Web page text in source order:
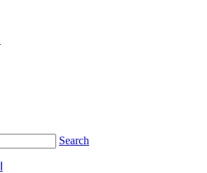
Search